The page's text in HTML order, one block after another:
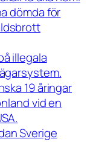
dömda för
illegala
19 åringar
vid en
Sverige